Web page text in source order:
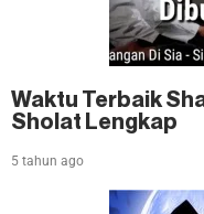
Waktu Terbaik
Sholat Lengkap
5 tahun ago